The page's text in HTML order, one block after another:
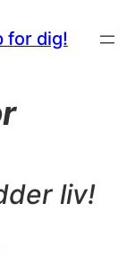
for dig!
liv!